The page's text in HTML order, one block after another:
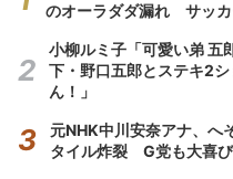
のオーラダダ漏れ サッカ
小柳ルミ子「可愛い弟 五
下・野口五郎とステキ2
ん！」
元NHK中川安奈アナ、へ
タイル炸裂 G党も大喜び